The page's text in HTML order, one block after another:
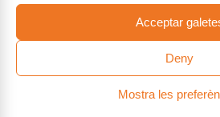
Acceptar
Deny
Mostra les
Logotips oficials